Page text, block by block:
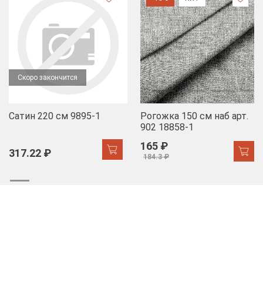
Скоро закончится
Сатин 220 см 9895-1
317.22 ₽
Рогожка 150 см наб арт.
902 18858-1
165 ₽
184.3 ₽